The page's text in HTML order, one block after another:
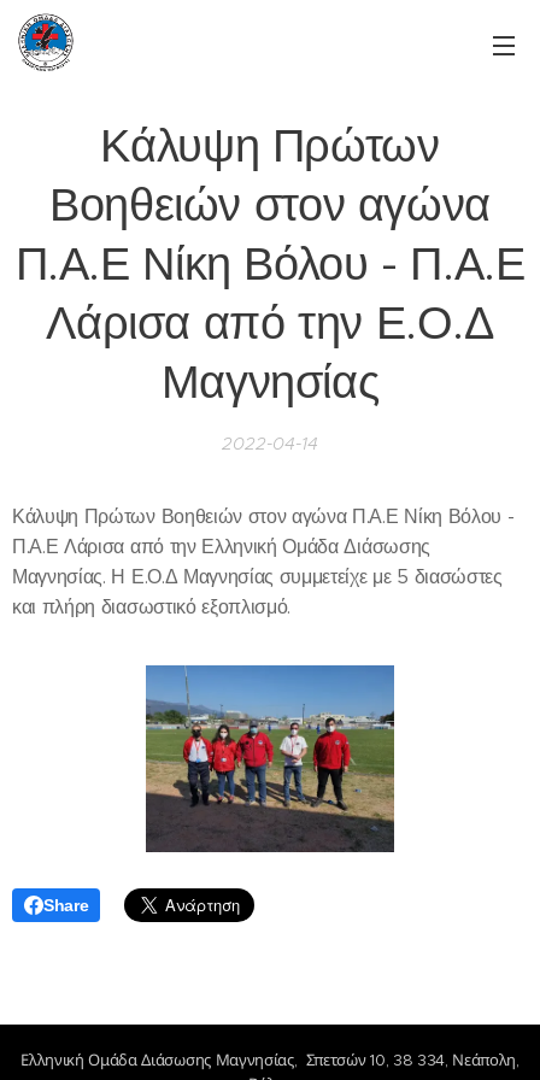
Κάλυψη Πρώτων
Βοηθειών στον αγώνα
Π.Α.Ε Νίκη Βόλου - Π.Α.Ε
Λάρισα από την Ε.Ο.Δ
Μαγνησίας
2022-04-14
Κάλυψη Πρώτων Βοηθειών στον αγώνα Π.Α.Ε Νίκη Βόλου -
Π.Α.Ε Λάρισα από την Ελληνική Ομάδα Διάσωσης
Μαγνησίας. Η Ε.Ο.Δ Μαγνησίας συμμετείχε με 5 διασώστες
και πλήρη διασωστικό εξοπλισμό.
Share
Ελληνική Ομάδα Διάσωσης Μαγνησίας, Σπετσών 10, 38 334, Νεάπολη,